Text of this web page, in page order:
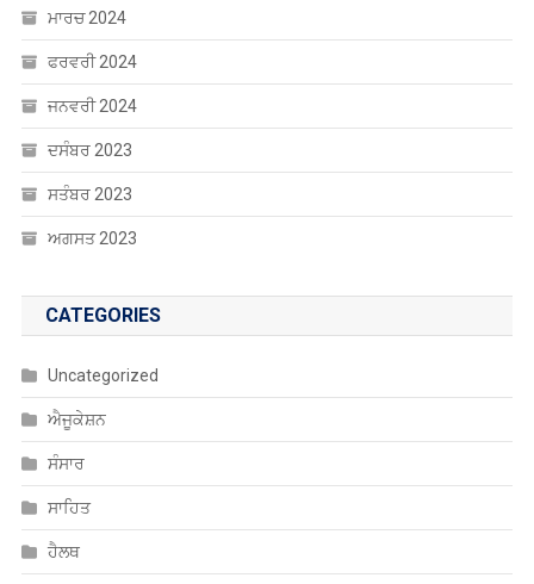
ਮਾਰਚ 2024
ਫਰਵਰੀ 2024
ਜਨਵਰੀ 2024
ਦਸੰਬਰ 2023
ਸਤੰਬਰ 2023
ਅਗਸਤ 2023
CATEGORIES
Uncategorized
ਐਜੂਕੇਸ਼ਨ
ਸੰਸਾਰ
ਸਾਹਿਤ
ਹੈਲਥ